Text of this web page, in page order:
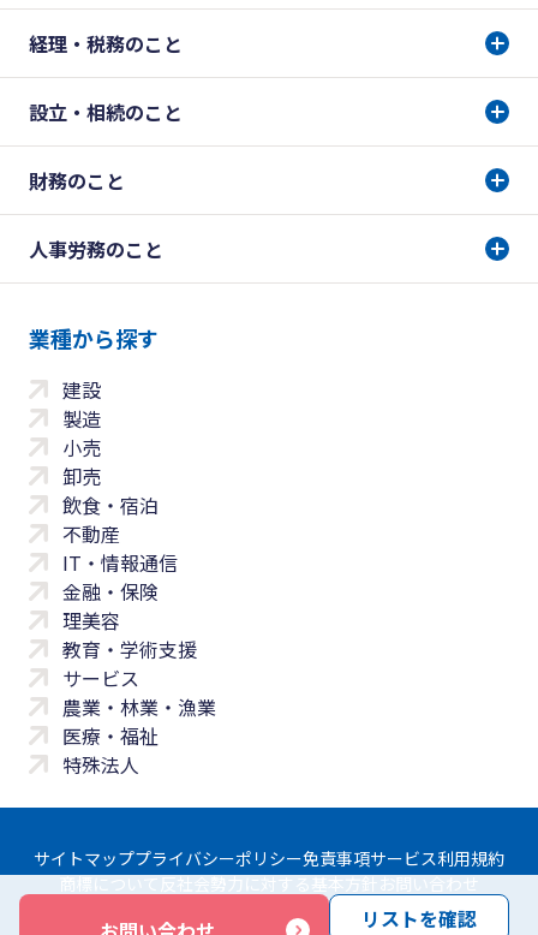
リストを確認
経理・税務のこと
設立・相続のこと
財務のこと
人事労務のこと
業種から探す
建設
製造
小売
卸売
飲食・宿泊
不動産
IT・情報通信
金融・保険
理美容
教育・学術支援
サービス
農業・林業・漁業
医療・福祉
特殊法人
サイトマッププライバシーポリシー免責事項サービス利用規約
商標について 反社会勢力に対する基本方針 お問い合わせ